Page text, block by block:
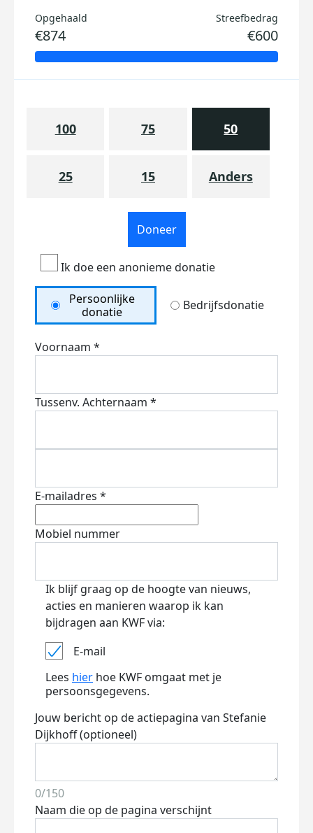
Opgehaald
€874
Streefbedrag
€600
100 75 50
25 15 Anders
Doneer
Ik doe een anonieme donatie
Persoonlijke
donatie
Bedrijfsdonatie
Voornaam *
Tussenv. Achternaam *
E-mailadres *
Mobiel nummer
Ik blijf graag op de hoogte van nieuws,
acties en manieren waarop ik kan
bijdragen aan KWF via:
E-mail
Lees hier hoe KWF omgaat met je
persoonsgegevens.
Jouw bericht op de actiepagina van Stefanie
Dijkhoff (optioneel)
0/150
Naam die op de pagina verschijnt